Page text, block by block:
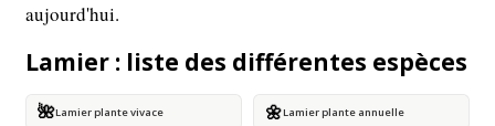
aujourd'hui.
Lamier : liste des différentes espèces
🌺Lamier plante vivace 🌼Lamier plante annuelle